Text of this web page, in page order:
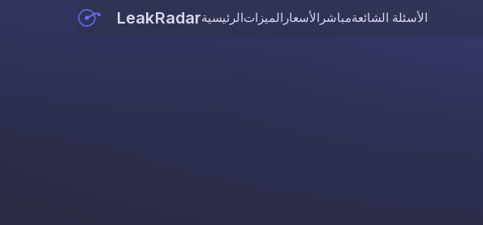
LeakRadarالرئيسيةالميزات الأسعار مباشرالأسئلة الشائعة